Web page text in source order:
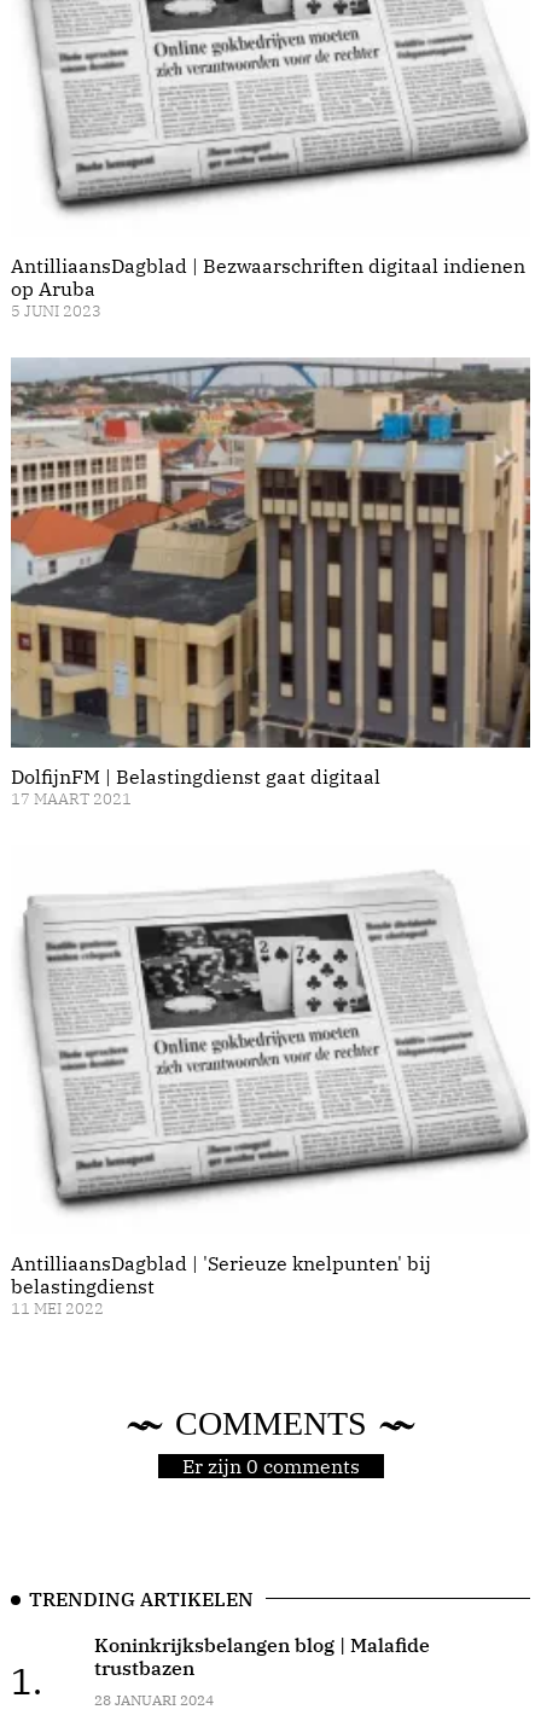
AntilliaansDagblad | Bezwaarschriften digitaal indienen
op Aruba
5 JUNI 2023
DolfijnFM | Belastingdienst gaat digitaal
17 MAART 2021
AntilliaansDagblad | 'Serieuze knelpunten' bij
belastingdienst
11 MEI 2022
COMMENTS
Er zijn 0 comments
TRENDING ARTIKELEN
1.
Koninkrijksbelangen blog | Malafide
trustbazen
28 JANUARI 2024